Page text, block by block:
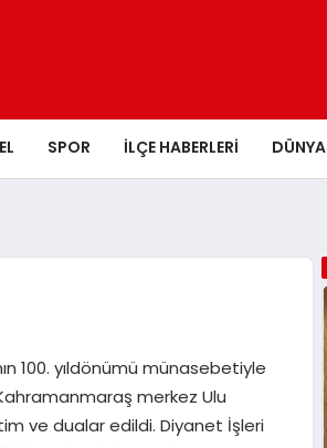
SPOR İLÇE HABERLERI DÜNYA
100. yıldönümü münasebetiyle
merkez Ulu
ve dualar edildi. Diyanet İşleri